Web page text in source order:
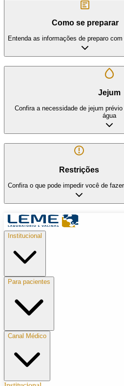
Como se preparar
Entenda as informações de preparo
Jejum
Confira a necessidade de jejum
água
Restrições
Confira o que pode impedir você de
Institucional
Para pacientes
Canal Médico